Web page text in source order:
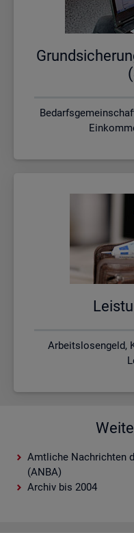
Arbeitslosengeld,
Amtliche Nachrichten
(ANBA)
Archiv bis 2004